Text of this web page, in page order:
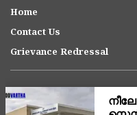
Home
Contact Us
Grievance Redressal